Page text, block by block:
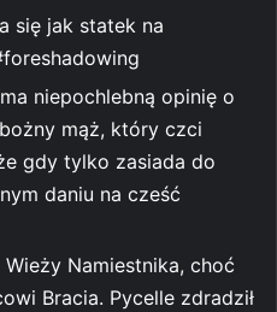
się jak statek na
niepochlebną opinię o
mąż, który czci
gdy tylko zasiada do
daniu na cześć
Namiestnika, choć
Bracia. Pycelle zdradził